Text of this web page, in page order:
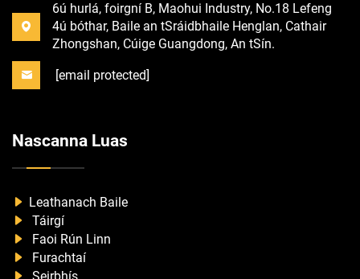
6ú hurlá, foirgní B, Maohui Industry, No.18 Lefeng
4ú bóthar, Baile an tSráidbhaile Henglan, Cathair
Zhongshan, Cúige Guangdong, An tSín.
[email protected]
Nascanna Luas
Leathanach Baile
Táirgí
Faoi Rún Linn
Furachtaí